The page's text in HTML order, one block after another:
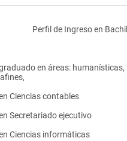
Perfil de Ingreso en
en áreas: humanísticas,
Ciencias contables
Secretariado ejecutivo
Ciencias informáticas